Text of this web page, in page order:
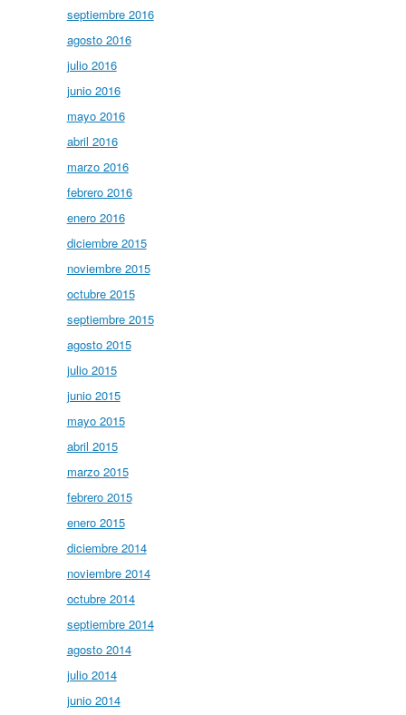
septiembre 2016
agosto 2016
julio 2016
junio 2016
mayo 2016
abril 2016
marzo 2016
febrero 2016
enero 2016
diciembre 2015
noviembre 2015
octubre 2015
septiembre 2015
agosto 2015
julio 2015
junio 2015
mayo 2015
abril 2015
marzo 2015
febrero 2015
enero 2015
diciembre 2014
noviembre 2014
octubre 2014
septiembre 2014
agosto 2014
julio 2014
junio 2014